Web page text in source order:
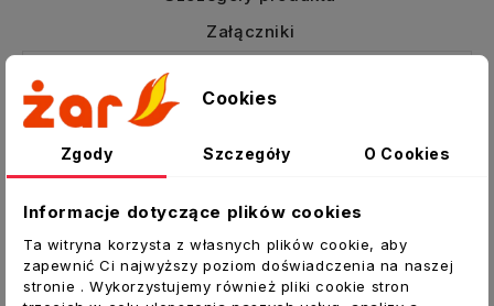
Załączniki
Złączka nyplowa do rur wentylacyjnych
SPIRAL
NS - złączka nyplowa NS służy do
wewnętrznego łączenia ze sobą kanałów
okrągłych – SPIRAL lub gładkich. Wsuwamy
ją bezpośrednio do obu części łączonych
przewodów aż do dotknięcia ogranicznika
na środku złączki. Potem nypel z kanałem
Cookies
Zgody Szczegóły O Cookies
Informacje dotyczące plików cookies
Ta witryna korzysta z własnych plików cookie, aby
zapewnić Ci najwyższy poziom doświadczenia na naszej
stronie . Wykorzystujemy również pliki cookie stron